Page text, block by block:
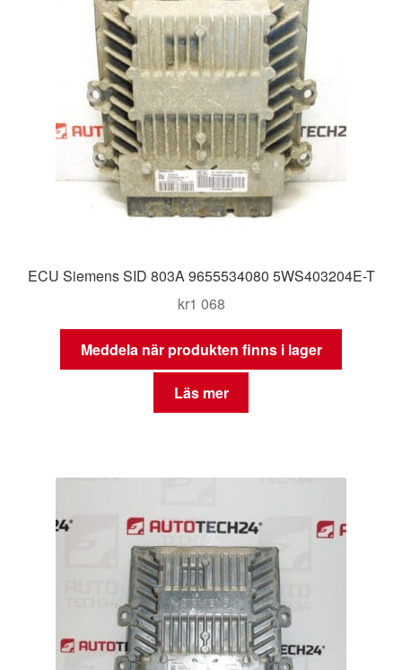
ECU Siemens SID 803A 9655534080 5WS403204E-T
kr1 068
Meddela när produkten finns i lager
Läs mer